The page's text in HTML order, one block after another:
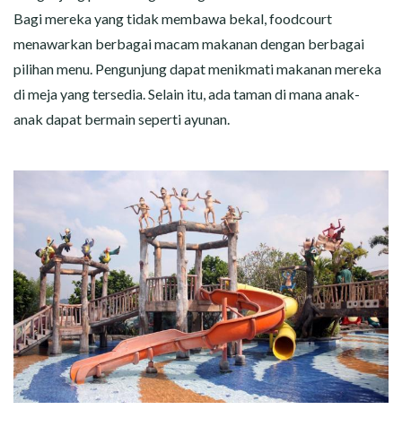
Bagi mereka yang tidak membawa bekal, foodcourt
menawarkan berbagai macam makanan dengan berbagai
pilihan menu. Pengunjung dapat menikmati makanan mereka
di meja yang tersedia. Selain itu, ada taman di mana anak-
anak dapat bermain seperti ayunan.